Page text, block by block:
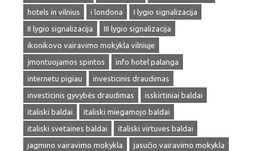
hotels in vilnius
i londona
I lygio signalizacija
II lygio signalizacija
III lygio signalizacija
ikonikovo vairavimo mokykla vilniuje
įmontuojamos spintos
info hotel palanga
internetu pigiau
investicinis draudimas
investicinis gyvybės draudimas
isskirtiniai baldai
italiski baldai
italiski miegamojo baldai
italiski svetaines baldai
italiski virtuves baldai
jagmino vairavimo mokykla
jasučio vairavimo mokykla